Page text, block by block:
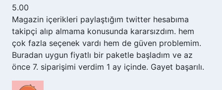
5.00
Magazin içerikleri paylaştığım twitter hesabıma
takipçi alıp almama konusunda kararsızdım. hem
çok fazla seçenek vardı hem de güven problemim.
Buradan uygun fiyatlı bir paketle başladım ve az
önce 7. siparişimi verdim 1 ay içinde. Gayet başarılı.